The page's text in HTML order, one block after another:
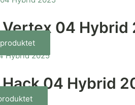
04 Hybrid
04 Hybrid